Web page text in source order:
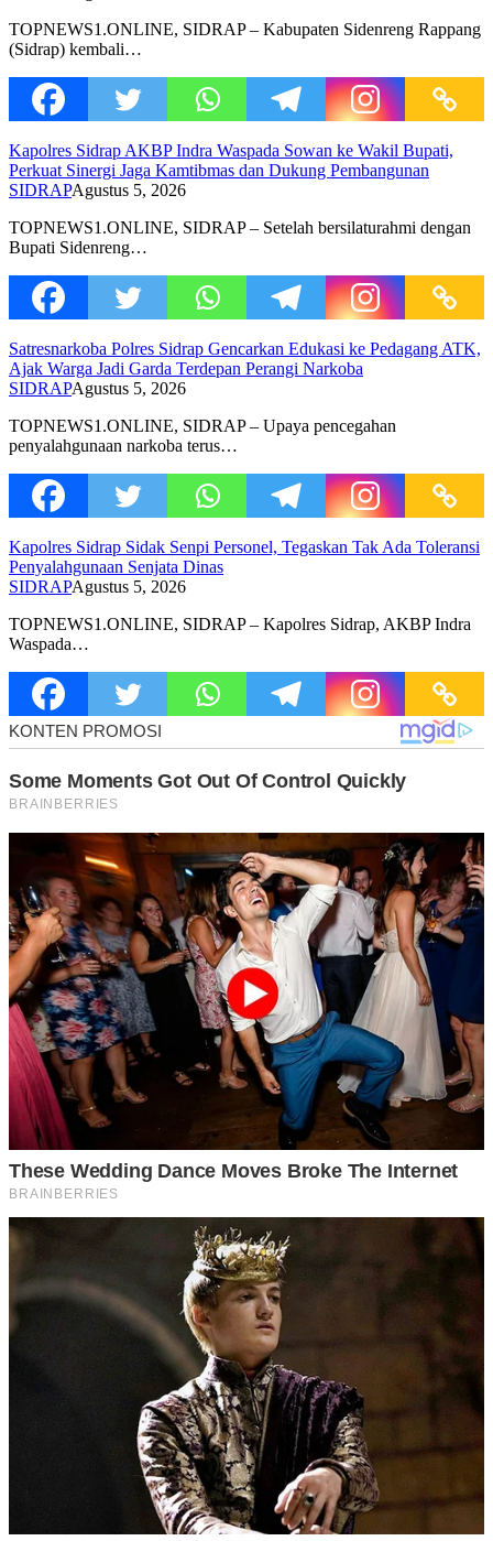
TOPNEWS1.ONLINE, SIDRAP – Kabupaten Sidenreng Rappang
(Sidrap) kembali…
Kapolres Sidrap AKBP Indra Waspada Sowan ke Wakil Bupati,
Perkuat Sinergi Jaga Kamtibmas dan Dukung Pembangunan
SIDRAPAgustus 5, 2026
TOPNEWS1.ONLINE, SIDRAP – Setelah bersilaturahmi dengan
Bupati Sidenreng…
Satresnarkoba Polres Sidrap Gencarkan Edukasi ke Pedagang ATK,
Ajak Warga Jadi Garda Terdepan Perangi Narkoba
SIDRAPAgustus 5, 2026
TOPNEWS1.ONLINE, SIDRAP – Upaya pencegahan
penyalahgunaan narkoba terus…
Kapolres Sidrap Sidak Senpi Personel, Tegaskan Tak Ada Toleransi
Penyalahgunaan Senjata Dinas
SIDRAPAgustus 5, 2026
TOPNEWS1.ONLINE, SIDRAP – Kapolres Sidrap, AKBP Indra
Waspada…